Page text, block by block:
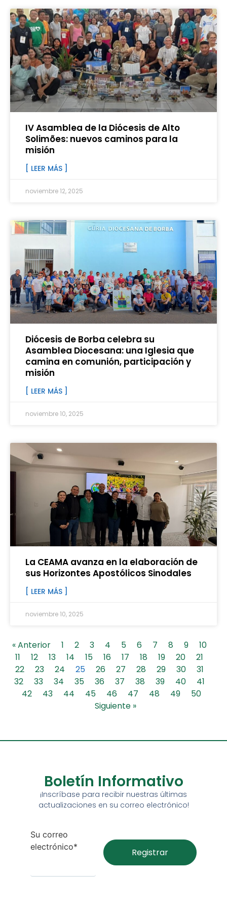
IV Asamblea de la Diócesis de Alto
Solimões: nuevos caminos para la
misión
[ LEER MÁS ]
noviembre 12, 2025
Diócesis de Borba celebra su
Asamblea Diocesana: una Iglesia que
camina en comunión, participación y
misión
[ LEER MÁS ]
noviembre 10, 2025
La CEAMA avanza en la elaboración de
sus Horizontes Apostólicos Sinodales
[ LEER MÁS ]
noviembre 10, 2025
« Anterior 1 2 3 4 5 6 7 8 9
10
11
12 13 14 15 16 17 18 19 20
21
22
23 24 25 26 27 28 29 30
31
32
33 34 35 36 37 38 39 40
41
42
43 44 45 46 47 48 49
50
Siguiente »
Boletín Informativo
¡Inscríbase para recibir nuestras últimas
actualizaciones en su correo electrónico!
Su correo
electrónico*